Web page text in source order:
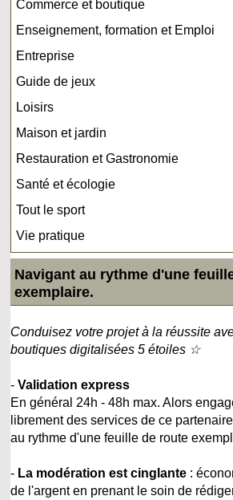
Commerce et boutique
Enseignement, formation et Emploi
Entreprise
Guide de jeux
Loisirs
Maison et jardin
Restauration et Gastronomie
Santé et écologie
Tout le sport
Vie pratique
Navigant au rythme d'une
exemplaire.
Conduisez votre projet à la réussite
boutiques digitalisées 5 étoiles ☆
-Validation express
En général 24h - 48h max. Alors
librement des services de ce
au rythme d'une feuille de route
- La modération est cinglante :
de l'argent en prenant le soin de